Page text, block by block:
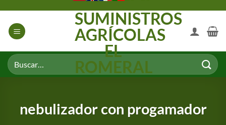
SUMINISTROS
AGRÍCOLAS
EL
ROMERAL
Buscar
por:
nebulizador con progamador